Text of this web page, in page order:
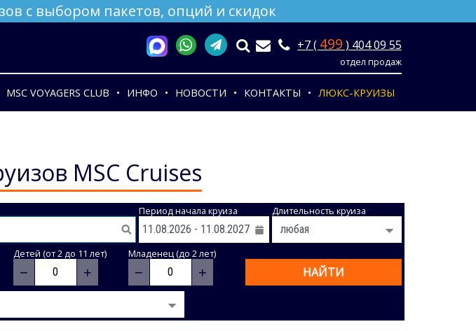
с выбором пакетов, опций и скидок
+7 ( 499 ) 404 09 55
отдел продаж
MSC VOYAGERS CLUB ИНФО НОВОСТИ КОНТАКТЫ ЛЮКС-КРУИЗЫ
MSC Cruises
Период начала круиза Длительность круиза
Детей (от 2 до 11 лет)
− +
Младенец (до 2 лет)
− + НАЙТИ